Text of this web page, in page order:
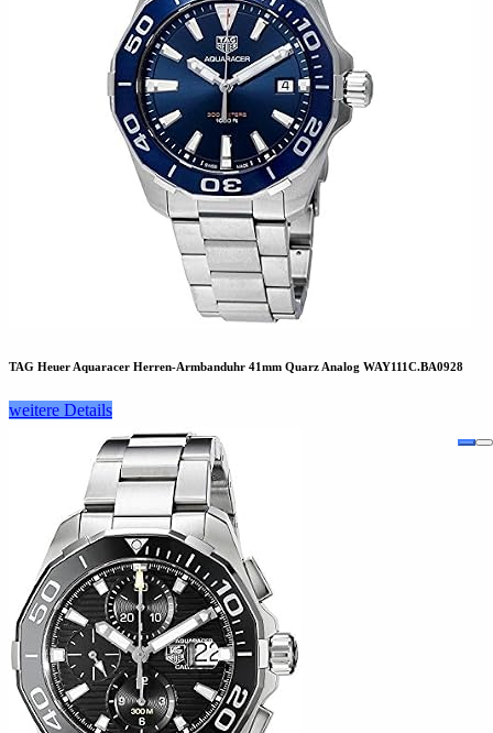
TAG Heuer Aquaracer Herren-Armbanduhr 41mm Quarz Analog WAY111C.BA0928
weitere Details